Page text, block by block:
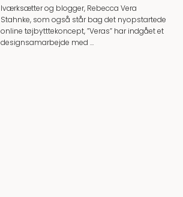
Iværksætter og blogger, Rebecca Vera
Stahnke, som også står bag det nyopstartede
online tøjbytttekoncept, ”Veras” har indgået et
designsamarbejde med …